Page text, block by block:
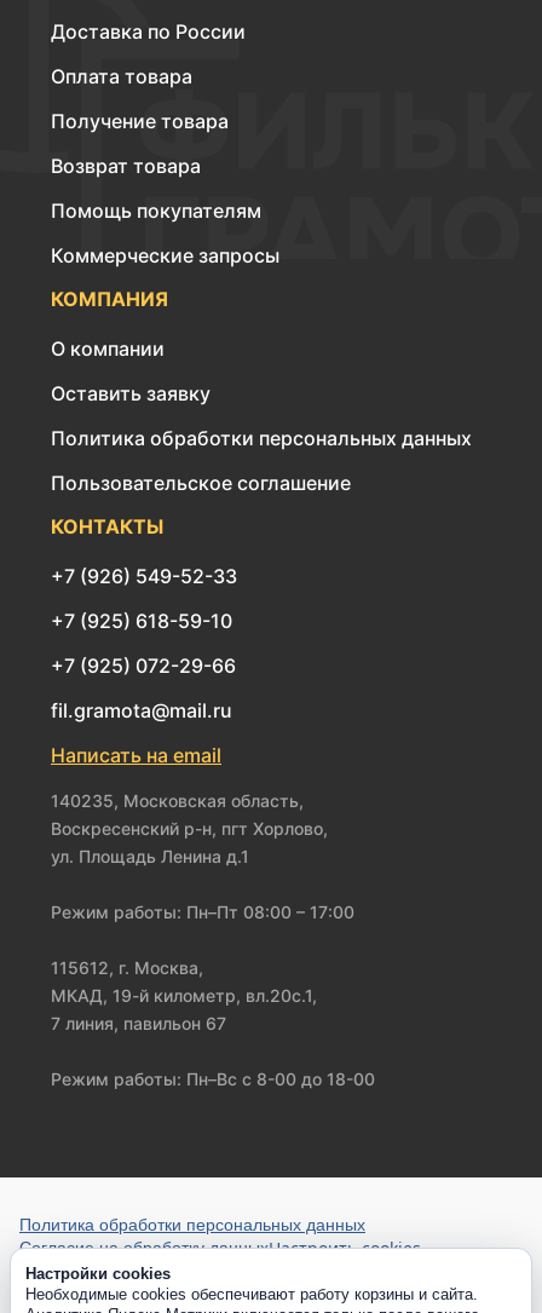
Доставка по России
Оплата товара
Получение товара
Возврат товара
Помощь покупателям
Коммерческие запросы
КОМПАНИЯ
О компании
Оставить заявку
Политика обработки персональных данных
Пользовательское соглашение
КОНТАКТЫ
+7 (926) 549-52-33
+7 (925) 618-59-10
+7 (925) 072-29-66
fil.gramota@mail.ru
Написать на email
140235, Московская область,
Воскресенский р-н, пгт Хорлово,
ул. Площадь Ленина д.1
Режим работы: Пн–Пт 08:00 – 17:00
115612, г. Москва,
МКАД, 19-й километр, вл.20с.1,
7 линия, павильон 67
Режим работы: Пн–Вс с 8-00 до 18-00
Политика обработки персональных данных
Согласие на обработку данныхНастроить cookies
Настройки cookies
Необходимые cookies обеспечивают работу корзины и сайта.